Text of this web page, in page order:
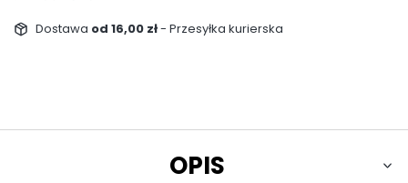
Dostawa od 16,00 zł- Przesyłka kurierska
OPIS